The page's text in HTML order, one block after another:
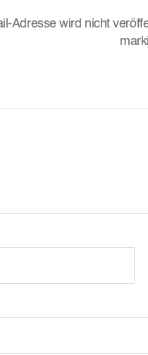
Adresse wird nicht